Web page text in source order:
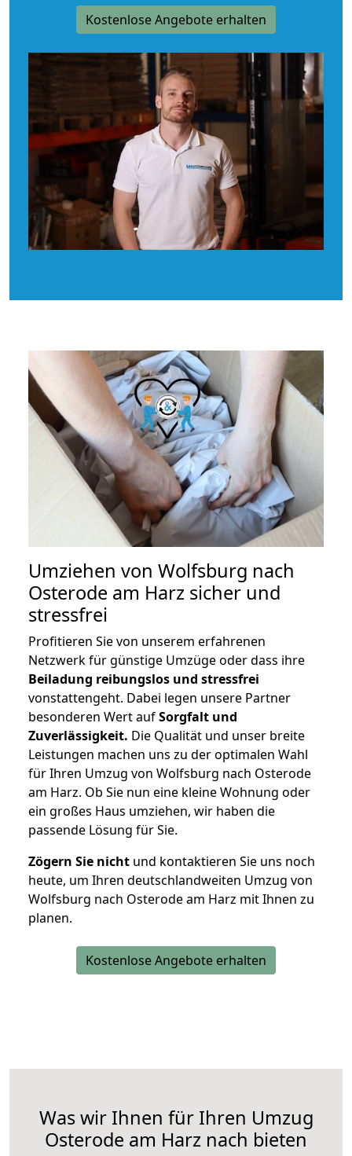
Kostenlose Angebote erhalten
Umziehen von Wolfsburg nach
Osterode am Harz sicher und
stressfrei
Profitieren Sie von unserem erfahrenen
Netzwerk für günstige Umzüge oder dass ihre
Beiladung reibungslos und stressfrei
vonstattengeht. Dabei legen unsere Partner
besonderen Wert aufSorgfalt und
Zuverlässigkeit. Die Qualität und unser breite
Leistungen machen uns zu der optimalen Wahl
für Ihren Umzug von Wolfsburg nach Osterode
am Harz. Ob Sie nun eine kleine Wohnung oder
ein großes Haus umziehen, wir haben die
passende Lösung für Sie.
Zögern Sie nicht und kontaktieren Sie uns noch
heute, um Ihren deutschlandweiten Umzug von
Wolfsburg nach Osterode am Harz mit Ihnen zu
planen.
Kostenlose Angebote erhalten
Was wir Ihnen für Ihren Umzug
Osterode am Harz nach bieten